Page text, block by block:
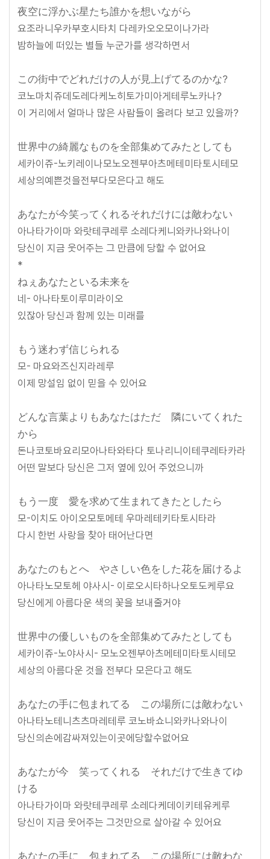
夜空に浮かぶ星たち誰かを想いながら
요조라니우카부호시타치 다레카오오모이나가라
밤하늘에 떠있는 별들 누군가를 생각하면서
この街中でどれだけの人が見上げてるのかな?
코노마치쥬데도레다케노히토가미아게테루노카나?
이 거리에서 얼마나 많은 사람들이 올려다 보고 있을까?
世界中の綺麗なものを全部集めてみたとしても
세카이쥬-노키레이나모노오젠부아츠메테미타토시테모
세상의예쁜것을전부다모은다고 해도
あなたが今笑ってくれるそれだけには敵わない
아나타가이마 와랏테쿠레루 소레다케니와카나와나이
당신이 지금 웃어주는 그 만큼에 당할 수 없어요
*
ねぇあなたといる未来を
네- 아나타토이루미라이오
있잖아 당신과 함께 있는 미래를
もう迷わず信じられる
모- 마요와즈신지라레루
이제 망설임 없이 믿을 수 있어요
どんな言葉よりもあなたはただ 隣にいてくれた
から
돈나코토바요리모아나타와타다 토나리니이테쿠레타카라
어떤 말보다 당신은 그저 옆에 있어 주었으니까
もう一度 愛を求めて生まれてきたとしたら
모-이치도 아이오모토메테 우마레테키타토시타라
다시 한번 사랑을 찾아 태어난다면
あなたのもとへ やさしい色をした花を届けるよ
아나타노모토헤 야사시- 이로오시타하나오토도케루요
당신에게 아름다운 색의 꽃을 보내줄거야
世界中の優しいものを全部集めてみたとしても
세카이쥬-노야사시- 모노오젠부아츠메테미타토시테모
세상의 아름다운 것을 전부다 모은다고 해도
あなたの手に包まれてる この場所には敵わない
아나타노테니츠츠마레테루 코노바쇼니와카나와나이
당신의손에감싸져있는이곳에당할수없어요
あなたが今 笑ってくれる それだけで生きてゆ
ける
아나타가이마 와랏테쿠레루 소레다케데이키테유케루
당신이 지금 웃어주는 그것만으로 살아갈 수 있어요
あなたの手に 包まれてる この場所には敵わな